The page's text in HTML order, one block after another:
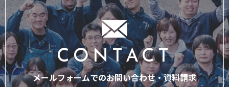
CONTACT
メールフォームでのお問い合わせ・資料請求